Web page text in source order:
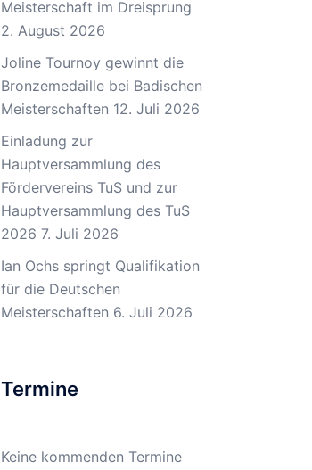
Meisterschaft im Dreisprung
2. August 2026
Joline Tournoy gewinnt die
Bronzemedaille bei Badischen
Meisterschaften 12. Juli 2026
Einladung zur
Hauptversammlung des
Fördervereins TuS und zur
Hauptversammlung des TuS
2026 7. Juli 2026
Ian Ochs springt Qualifikation
für die Deutschen
Meisterschaften 6. Juli 2026
Termine
Keine kommenden Termine